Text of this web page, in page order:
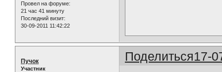
Провел на форуме:
21 час 41 минуту
Последний визит:
30-09-2011 11:42:22
Поделиться17-
Пучок
Участник